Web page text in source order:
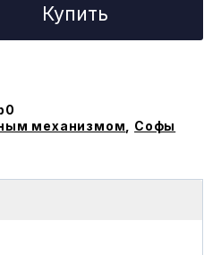
Купить
механизмом Софы